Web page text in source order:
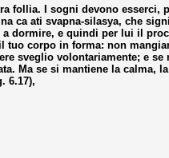
follia. I sogni devono
ca ati svapna-silasya, che
dormire, e quindi per lui il
corpo in forma: non
sveglio volontariamente; e
Ma se si mantiene la
6.17),